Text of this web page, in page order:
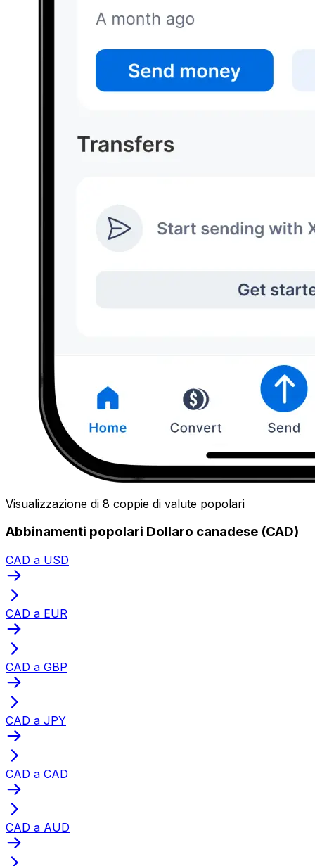
Visualizzazione di 8 coppie di valute popolari
Abbinamenti popolari Dollaro canadese (CAD)
CAD a USD
CAD a EUR
CAD a GBP
CAD a JPY
CAD a CAD
CAD a AUD